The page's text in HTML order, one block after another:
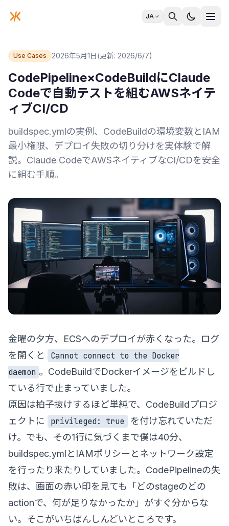
JA
Use Cases 2026年5月1日(更新: 2026/6/7)
CodePipeline×CodeBuildにClaude
Codeで自動テストを組むAWSネイテ
ィブCI/CD
buildspec.ymlの実例、CodeBuildの環境変数とIAM
最小権限、デプロイ失敗の切り分けを実体験で解
説。Claude CodeでAWSネイティブなCI/CDを安全
に組む手順。
金曜の夕方、ECSへのデプロイが赤くなった。ログ
を開くと
Cannot connect to the Docker
daemon 。CodeBuildでDockerイメージをビルドし
ている行で止まっていました。
原因は拍子抜けするほど単純で、CodeBuildプロジ
ェクトに
privileged: true
を付け忘れていただ
け。でも、その1行に気づくまで僕は40分、
buildspec.ymlとIAMポリシーとネットワーク設定
を行ったり来たりしていました。CodePipelineの失
敗は、画面の赤い印を見ても「どのstageのどの
actionで、何が足りなかったか」がすぐ分からな
い。そこがいちばんしんどいところです。